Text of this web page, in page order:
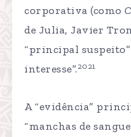
corporativa (como
de Julia, Javier
“principal suspeito”
interesse”.2021
A “evidência”
“manchas de